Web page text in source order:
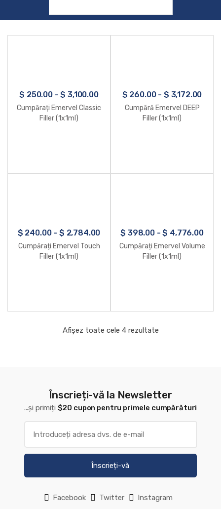
$ 250.00-$ 3,100.00
Cumpărați Emervel Classic
Filler (1x1ml)
$ 260.00- $ 3,172.00
Cumpără Emervel DEEP
Filler (1x1ml)
$ 240.00- $ 2,784.00
Cumpărați Emervel Touch
Filler (1x1ml)
$ 398.00-$ 4,776.00
Cumpărați Emervel Volume
Filler (1x1ml)
Afișez toate cele 4 rezultate
Înscrieți-vă la Newsletter
...și primiți $20 cupon pentru primele cumpărături
Înscrieți-vă
Facebook Twitter Instagram